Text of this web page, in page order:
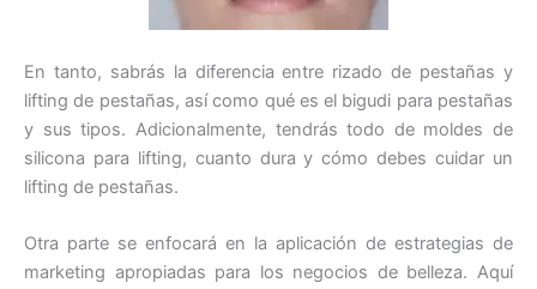
En tanto, sabrás la diferencia entre rizado de pestañas y
lifting de pestañas, así como qué es el bigudi para pestañas
y sus tipos. Adicionalmente, tendrás todo de moldes de
silicona para lifting, cuanto dura y cómo debes cuidar un
lifting de pestañas.
Otra parte se enfocará en la aplicación de estrategias de
marketing apropiadas para los negocios de belleza. Aquí